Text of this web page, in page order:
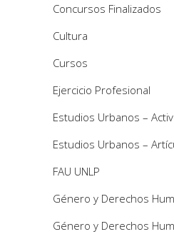
Concursos Finalizados
Cultura
Cursos
Ejercicio Profesional
Estudios Urbanos –
Estudios Urbanos –
FAU UNLP
Género y Derechos
Género y Derechos